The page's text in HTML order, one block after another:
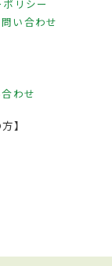
リシー
い合わせ
わせ
】